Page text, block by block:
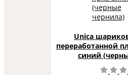
Unica
переработанной
синий